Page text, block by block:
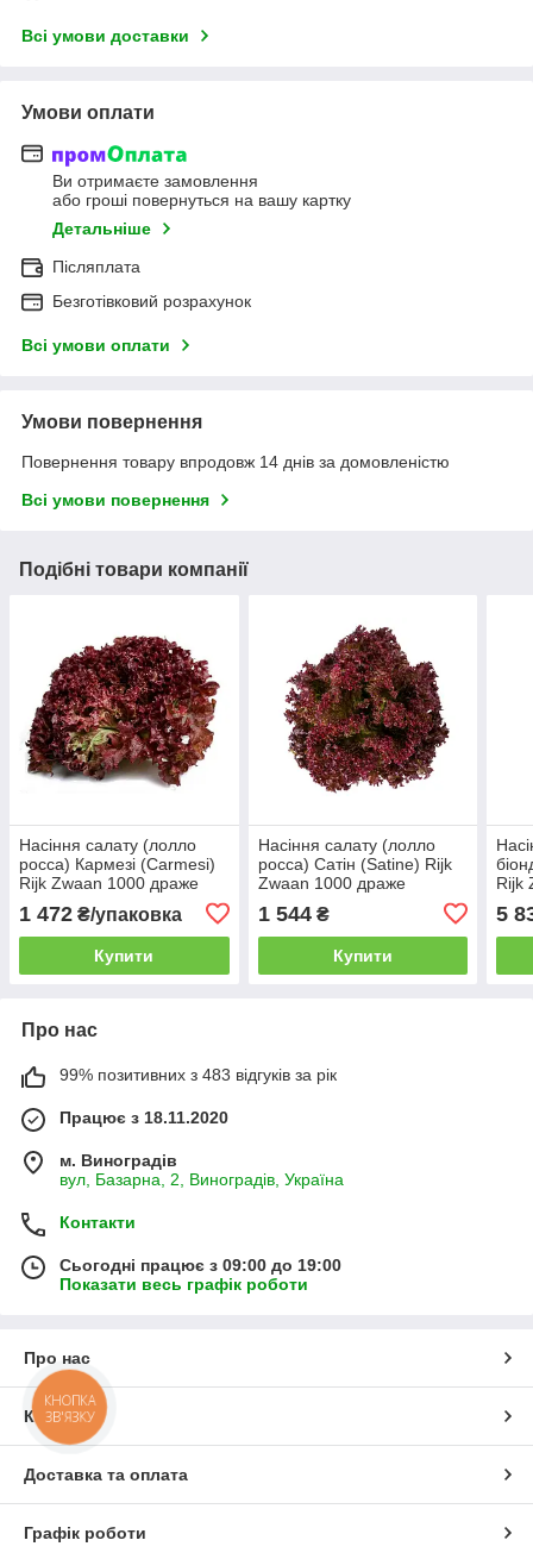
Всі умови доставки
Умови оплати
Ви отримаєте замовлення
або гроші повернуться на вашу картку
Детальніше
Післяплата
Безготівковий розрахунок
Всі умови оплати
Умови повернення
Повернення товару впродовж 14 днів за домовленістю
Всі умови повернення
Подібні товари компанії
Насіння салату (лолло
росса) Кармезі (Carmesi)
Rijk Zwaan 1000 драже
1 472 ₴/упаковка
Купити
Насіння салату (лолло
росса) Сатін (Satine) Rijk
Zwaan 1000 драже
1 544₴
Купити
Rijk
5
Про нас
99% позитивних з 483 відгуків за рік
Працює з 18.11.2020
м. Виноградів
вул, Базарна, 2, Виноградів, Україна
Контакти
Сьогодні працює з 09:00 до 19:00
Показати весь графік роботи
Про нас
Контакти
Доставка та оплата
Графік роботи
КНОПКА
ЗВ'ЯЗКУ